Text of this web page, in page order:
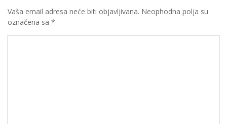
Vaša email adresa neće biti objavljivana. Neophodna polja su
označena sa *